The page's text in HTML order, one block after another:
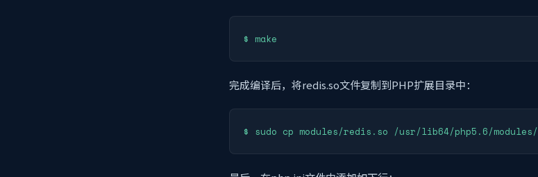
$ make
完成编译后，将redis.so文件复制到PHP扩展目录中：
$ sudo cp modules/redis.so /usr/lib64/php5.6/modules/